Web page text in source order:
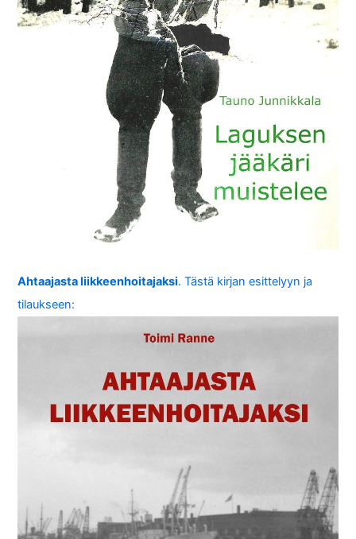
Ahtaajasta liikkeenhoitajaksi. Tästä kirjan esittelyyn ja
tilaukseen: